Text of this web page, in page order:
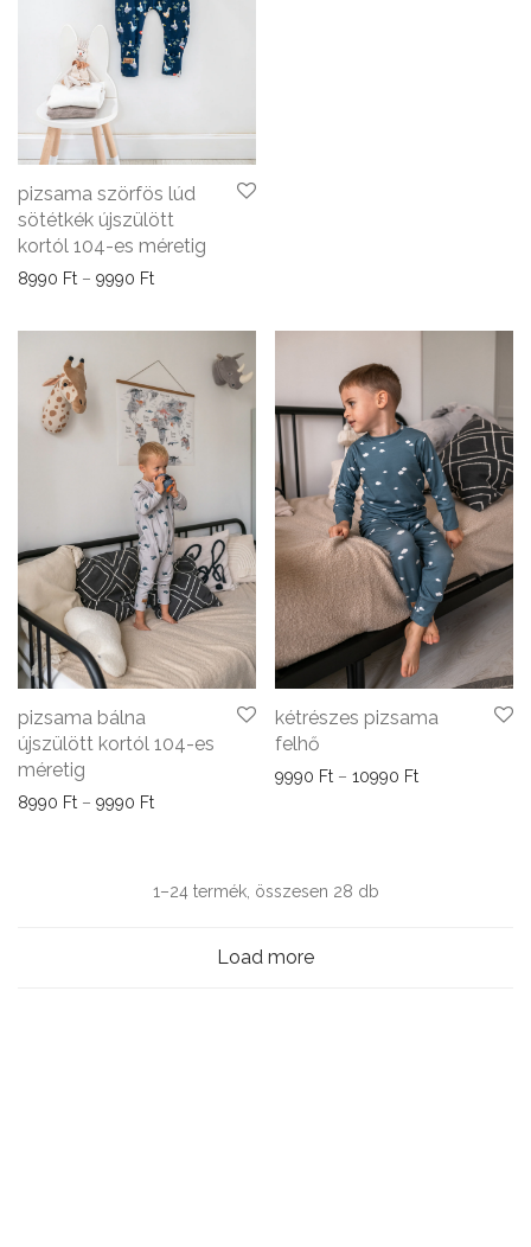
pizsama szörfös lúd
sötétkék újszülött
kortól 104-es méretig
8990 Ft – 9990 FtÁrtartomány: 8990 Ft - 9990 Ft
pizsama bálna
újszülött kortól 104-es
méretig
8990 Ft – 9990 FtÁrtartomány: 8990 Ft - 9990 Ft
kétrészes pizsama
felhő
9990 Ft – 10990 FtÁrtartomány:
1–24 termék, összesen 28 dbSorted
Load more